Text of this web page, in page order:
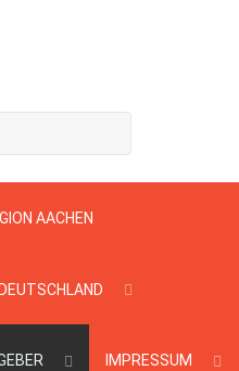
AACHEN
DEUTSCHLAND
IMPRESSUM